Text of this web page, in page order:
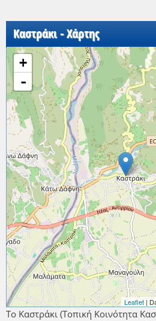
Καστράκι - Χάρτης
+
-
Leaflet|
Το Καστράκι (Τοπική Κοινότητα